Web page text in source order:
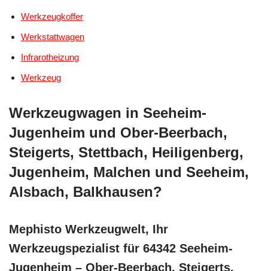
Werkzeugkoffer
Werkstattwagen
Infrarotheizung
Werkzeug
Werkzeugwagen in Seeheim-
Jugenheim und Ober-Beerbach,
Steigerts, Stettbach, Heiligenberg,
Jugenheim, Malchen und Seeheim,
Alsbach, Balkhausen?
Mephisto Werkzeugwelt, Ihr
Werkzeugspezialist für 64342 Seeheim-
Jugenheim – Ober-Beerbach, Steigerts,